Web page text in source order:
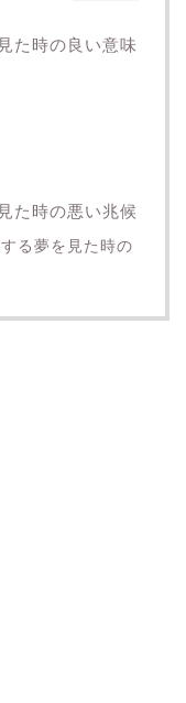
た時の良い意味
た時の悪い兆候
る夢を見た時の